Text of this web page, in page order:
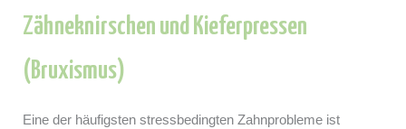
Zähneknirschen und Kieferpressen
(Bruxismus)
Eine der häufigsten stressbedingten Zahnprobleme ist